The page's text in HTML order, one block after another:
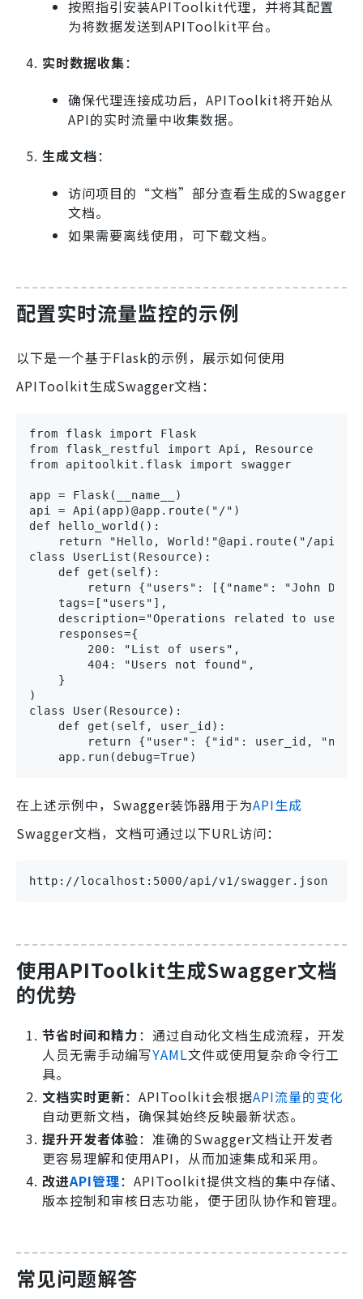
按照指引安装APIToolkit代理，并将其配置
为将数据发送到APIToolkit平台。
实时数据收集：
确保代理连接成功后，APIToolkit将开始从
API的实时流量中收集数据。
生成文档：
访问项目的“文档”部分查看生成的Swagger
文档。
如果需要离线使用，可下载文档。
配置实时流量监控的示例
以下是一个基于Flask的示例，展示如何使用
APIToolkit生成Swagger文档：
from flask import Flask
from flask_restful import Api, Resource
from apitoolkit.flask import swagger
app = Flask(__name__)
api = Api(app)@app.route("/")
def hello_world():
return "Hello, World!"@api.route("/api/
class UserList(Resource):
    def get(self):
return {"users": [{"name": "John
    tags=["users"],
description="Operations related to
    responses={
        200: "List of users",
        404: "Users not found",
    }
)
class User(Resource):
    def get(self, user_id):
return {"user": {"id": user_id,
    app.run(debug=True)
在上述示例中，Swagger装饰器用于为API生成
Swagger文档，文档可通过以下URL访问：
http://localhost:5000/api/v1/swagger.json
使用APIToolkit生成Swagger文档
的优势
节省时间和精力：通过自动化文档生成流程，开发
人员无需手动编写YAML文件或使用复杂命令行工
具。
文档实时更新：APIToolkit会根据API流量的变化
自动更新文档，确保其始终反映最新状态。
提升开发者体验：准确的Swagger文档让开发者
更容易理解和使用API，从而加速集成和采用。
改进API管理：APIToolkit提供文档的集中存储、
版本控制和审核日志功能，便于团队协作和管理。
常见问题解答